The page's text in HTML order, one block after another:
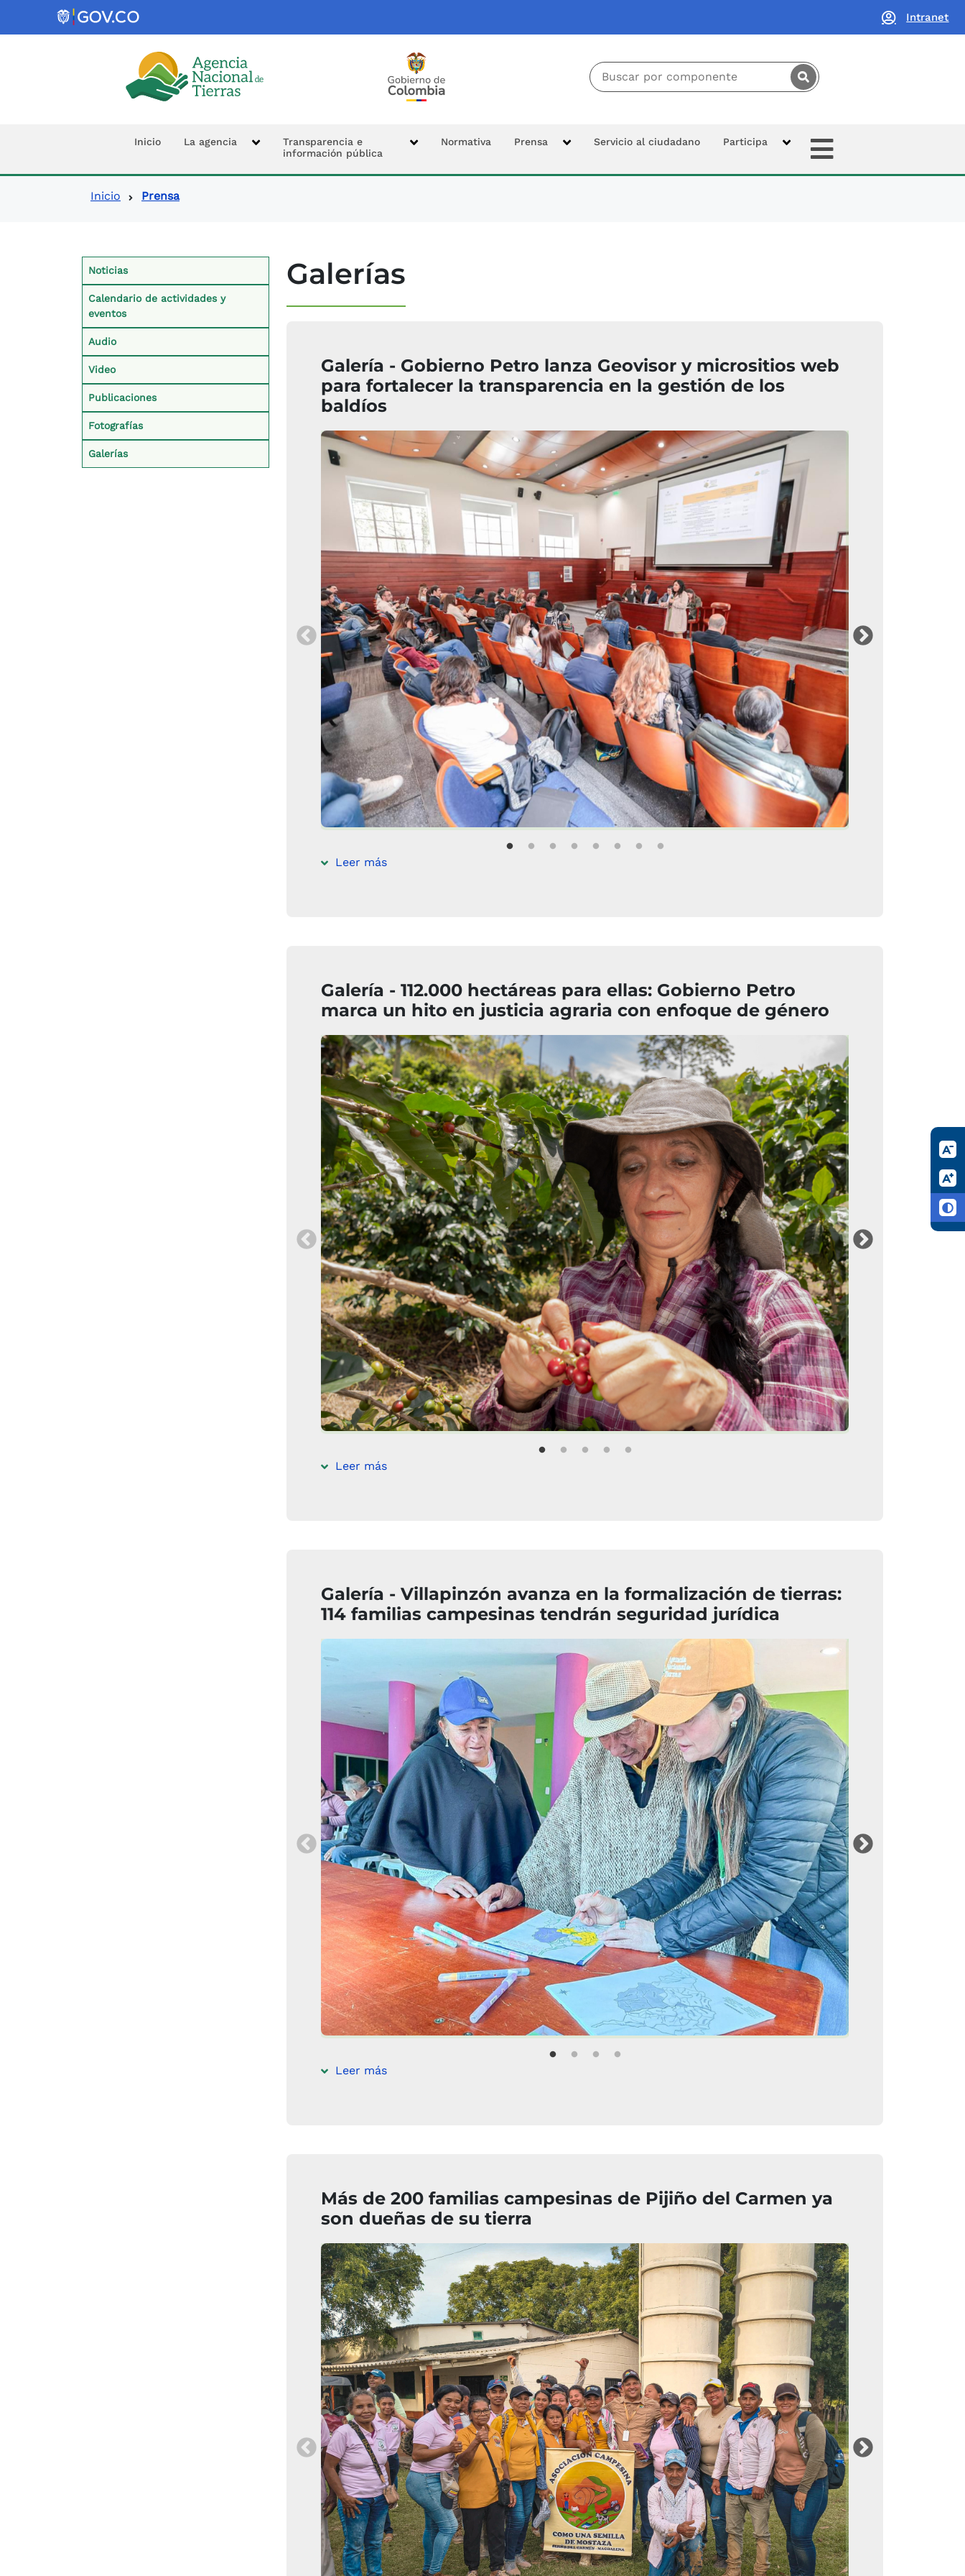
Intranet
Logo de la Agencia Nacional de Tierras
Buscador principal:
Navegación principal
Inicio La agencia
Transparencia e
información pública
Normativa Prensa Servicio al ciudadano Participa Extras
Ruta de navegación
Inicio Prensa
Contexto Prensa
Noticias
Calendario de actividades y
eventos
Audio
Video
Publicaciones
Fotografías
Galerías
Galerías
Galería - Gobierno Petro lanza Geovisor y micrositios web
para fortalecer la transparencia en la gestión de los
baldíos
Imagen Imagen
Leer más
Galería - 112.000 hectáreas para ellas: Gobierno Petro
marca un hito en justicia agraria con enfoque de género
Imagen Imagen
Leer más
Galería - Villapinzón avanza en la formalización de tierras:
114 familias campesinas tendrán seguridad jurídica
Imagen
Leer más
Más de 200 familias campesinas de Pijiño del Carmen ya
son dueñas de su tierra
Imagen Imagen